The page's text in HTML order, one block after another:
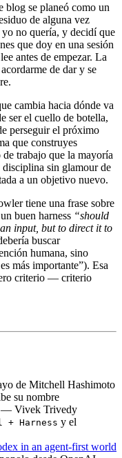
blog se planeó como un
de alguna vez
no quería, y decidí que
que doy en una sesión
antes de empezar. La
de dar y se
cambia hacia dónde va
ser el cuello de botella,
perseguir el próximo
que construyes
trabajo que la mayoría
sin glamour de
a un objetivo nuevo.
tiene una frase sobre
buen harness “should
input, but to direct it to
buscar
humana, sino
más importante”). Esa
criterio — criterio
de Mitchell Hashimoto
su nombre
— Vivek Trivedy
+ Harness y el
in an agent-first world